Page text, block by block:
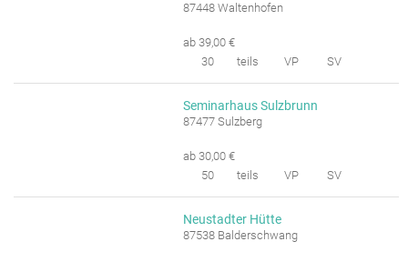
87448 Waltenhofen
ab 39,00 €
30
teils VP SV
Seminarhaus Sulzbrunn
87477 Sulzberg
ab 30,00 €
50
teils VP SV
Neustadter Hütte
87538 Balderschwang